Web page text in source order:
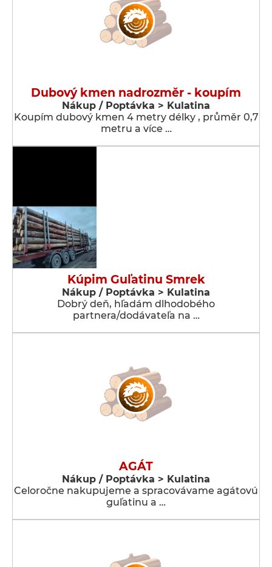
Dubový kmen nadrozměr - koupím
Nákup / Poptávka > Kulatina
Koupím dubový kmen 4 metry délky , průměr 0,7
metru a více …
Kúpim Guľatinu Smrek
Nákup / Poptávka > Kulatina
Dobrý deň, hľadám dlhodobého
partnera/dodávateľa na …
AGÁT
Nákup / Poptávka > Kulatina
Celoročne nakupujeme a spracovávame agátovú
guľatinu a …